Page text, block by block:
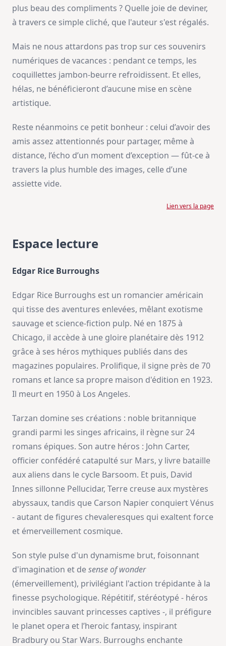
plus beau des compliments ? Quelle joie de deviner,
à travers ce simple cliché, que l'auteur s'est régalés.
Mais ne nous attardons pas trop sur ces souvenirs
numériques de vacances : pendant ce temps, les
coquillettes jambon-beurre refroidissent. Et elles,
hélas, ne bénéficieront d’aucune mise en scène
artistique.
Reste néanmoins ce petit bonheur : celui d’avoir des
amis assez attentionnés pour partager, même à
distance, l’écho d’un moment d’exception — fût-ce à
travers la plus humble des images, celle d’une
assiette vide.
Lien vers la page
Espace lecture
Edgar Rice Burroughs
Edgar Rice Burroughs est un romancier américain
qui tisse des aventures enlevées, mêlant exotisme
sauvage et science-fiction pulp. Né en 1875 à
Chicago, il accède à une gloire planétaire dès 1912
grâce à ses héros mythiques publiés dans des
magazines populaires. Prolifique, il signe près de 70
romans et lance sa propre maison d'édition en 1923.
Il meurt en 1950 à Los Angeles.
Tarzan domine ses créations : noble britannique
grandi parmi les singes africains, il règne sur 24
romans épiques. Son autre héros : John Carter,
officier confédéré catapulté sur Mars, y livre bataille
aux aliens dans le cycle Barsoom. Et puis, David
Innes sillonne Pellucidar, Terre creuse aux mystères
abyssaux, tandis que Carson Napier conquiert Vénus
- autant de figures chevaleresques qui exaltent force
et émerveillement cosmique.
Son style pulse d'un dynamisme brut, foisonnant
d'imagination et desense of wonder
(émerveillement), privilégiant l'action trépidante à la
finesse psychologique. Répétitif, stéréotypé - héros
invincibles sauvant princesses captives -, il préfigure
le planet opera et l’heroic fantasy, inspirant
Bradbury ou Star Wars. Burroughs enchante